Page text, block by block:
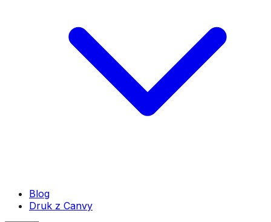
Blog
Druk z Canvy